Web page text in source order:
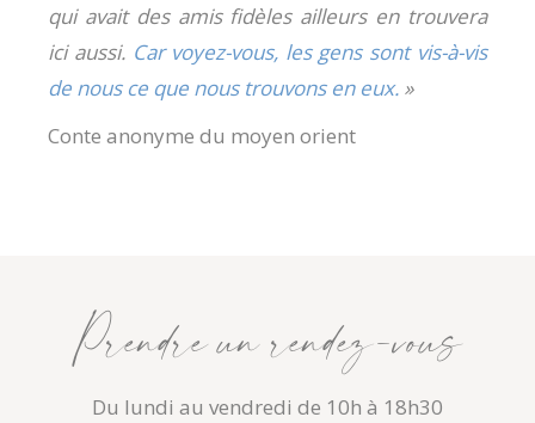
qui avait des amis fidèles ailleurs en trouvera
ici aussi. Car voyez-vous, les gens sont vis-à-vis
de nous ce que nous trouvons en eux. »
Conte anonyme du moyen orient
Prendre un rendez-vous
Du lundi au vendredi de 10h à 18h30